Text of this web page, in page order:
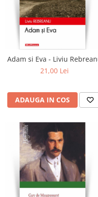
Adam si Eva - Liviu
21,00 Lei
ADAUGA IN COS